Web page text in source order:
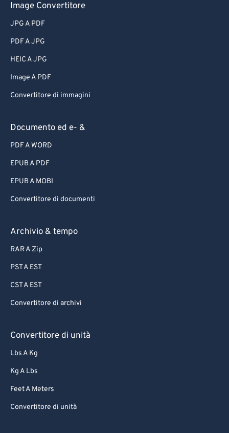
Image Convertitore
JPG A PDF
PDF A JPG
HEIC A JPG
Image A PDF
Convertitore di immagini
Documento ed e- &
PDF A WORD
EPUB A PDF
EPUB A MOBI
Convertitore di documenti
Archivio & tempo
RAR A Zip
PST A EST
CST A EST
Convertitore di archivi
Convertitore di unità
Lbs A Kg
Kg A Lbs
Feet A Meters
Convertitore di unità